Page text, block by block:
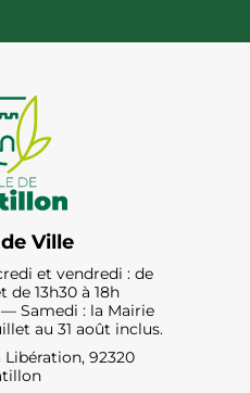
Ville
et vendredi : de
de 13h30 à 18h
— Samedi : la Mairie
au 31 août inclus.
Libération, 92320